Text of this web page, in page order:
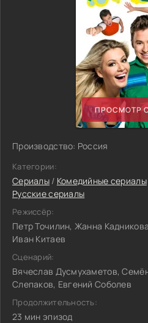
ПРОСМОТР
Производство: Россия
Категории:
Сериалы/ Комедийные сериалы
Русские сериалы
Режиссёр:
Петр Точилин, Жанна
Иван Китаев
Сценарий:
Вячеслав Дусмухаметов,
Слепаков, Евгений Соболев
Продолжительность:
23 мин эпизод